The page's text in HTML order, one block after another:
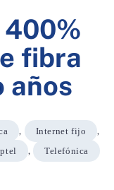
fibra
años
, Internet fijo
,
, Telefónica